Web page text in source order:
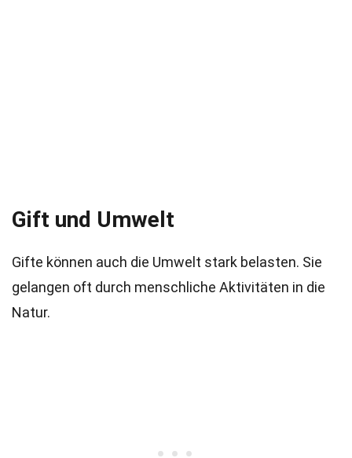
Gift und Umwelt
Gifte können auch die Umwelt stark belasten. Sie
gelangen oft durch menschliche Aktivitäten in die
Natur.